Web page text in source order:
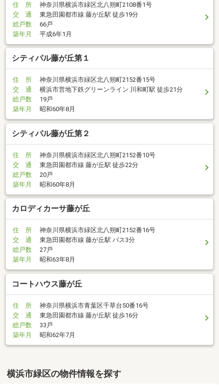
住 所
神奈川県横浜市緑区北八朔町2108番1号
交 通
東急田園都市線 藤が丘駅 徒歩19分
総戸数
66戸
築年月
平成6年1月
シティパル藤が丘第１
住 所
神奈川県横浜市緑区北八朔町2152番15号
交 通
横浜市営地下鉄グリーンライン 川和町駅 徒歩21分
総戸数
19戸
築年月
昭和60年8月
シティパル藤が丘第２
住 所
神奈川県横浜市緑区北八朔町2152番10号
交 通
東急田園都市線 藤が丘駅 徒歩22分
総戸数
20戸
築年月
昭和60年8月
カロディカーサ藤が丘
住 所
神奈川県横浜市緑区北八朔町2152番16号
交 通
東急田園都市線 藤が丘駅 バス3分
総戸数
27戸
築年月
昭和63年8月
コートハウス藤が丘
住 所
神奈川県横浜市青葉区千草台50番16号
交 通
東急田園都市線 藤が丘駅 徒歩16分
総戸数
33戸
築年月
昭和62年7月
横浜市緑区の物件情報を探す